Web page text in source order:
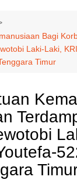
Bagi
Laki-Laki,
Timur